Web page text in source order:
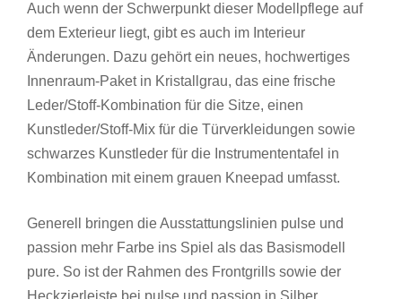
Auch wenn der Schwerpunkt dieser Modellpflege auf
dem Exterieur liegt, gibt es auch im Interieur
Änderungen. Dazu gehört ein neues, hochwertiges
Innenraum-Paket in Kristallgrau, das eine frische
Leder/Stoff-Kombination für die Sitze, einen
Kunstleder/Stoff-Mix für die Türverkleidungen sowie
schwarzes Kunstleder für die Instrumententafel in
Kombination mit einem grauen Kneepad umfasst.
Generell bringen die Ausstattungslinien pulse und
passion mehr Farbe ins Spiel als das Basismodell
pure. So ist der Rahmen des Frontgrills sowie der
Heckzierleiste bei pulse und passion in Silber